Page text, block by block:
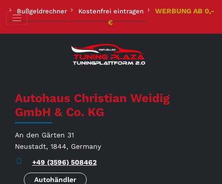
Inhalt
springen
Bußgeldrechner Kostenfrei eintragen
WERBUNG AB 0,-
€
Autohaus Christian Weidig
GmbH & Co. KG
An den Gärten 31
Neustadt, 1844, Germany
+49 (3596) 508462
Autohändler